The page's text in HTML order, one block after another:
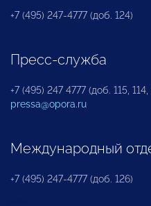
+7 (495) 247-4777 (доб. 124)
Пресс-служба
+7 (495) 247 4777 (доб. 115, 114,
pressa@opora.ru
Международный
+7 (495) 247-4777 (доб. 126)